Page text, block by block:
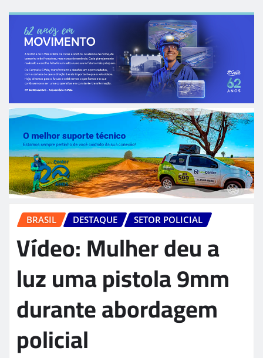
BRASIL DESTAQUE SETOR POLICIAL
Vídeo: Mulher deu a
luz uma pistola 9mm
durante abordagem
policial